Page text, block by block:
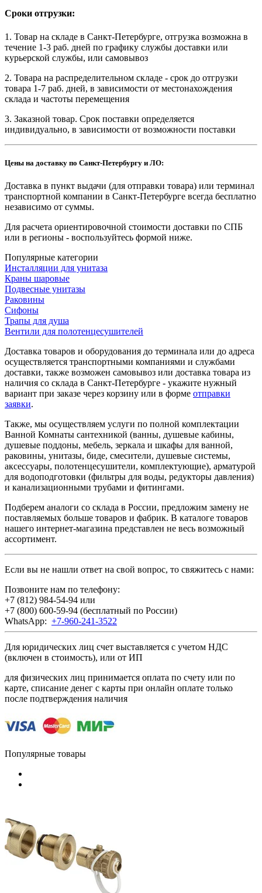
Сроки отгрузки:
1. Товар на складе в Санкт-Петербурге, отгрузка возможна в
течение 1-3 раб. дней по графику службы доставки или
курьерской службы, или самовывоз
2. Товара на распределительном складе - срок до отгрузки
товара 1-7 раб. дней, в зависимости от местонахождения
склада и частоты перемещения
3. Заказной товар. Срок поставки определяется
индивидуально, в зависимости от возможности поставки
Цены на доставку по Санкт-Петербургу и ЛО:
Доставка в пункт выдачи (для отправки товара) или терминал
транспортной компании в Санкт-Петербурге всегда бесплатно
независимо от суммы.
Для расчета ориентировочной стоимости доставки по СПБ
или в регионы - воспользуйтесь формой ниже.
Популярные категории
Инсталляции для унитаза
Краны шаровые
Подвесные унитазы
Раковины
Сифоны
Трапы для душа
Вентили для полотенцесушителей
Доставка товаров и оборудования до терминала или до адреса
осуществляется транспортными компаниями и службами
доставки, также возможен самовывоз или доставка товара из
наличия со склада в Санкт-Петербурге - укажите нужный
вариант при заказе через корзину или в форме отправки
заявки.
Также, мы осуществляем услуги по полной комплектации
Ванной Комнаты сантехникой (ванны, душевые кабины,
душевые поддоны, мебель, зеркала и шкафы для ванной,
раковины, унитазы, биде, смесители, душевые системы,
аксессуары, полотенцесушители, комплектующие), арматурой
для водоподготовки (фильтры для воды, редукторы давления)
и канализационными трубами и фитингами.
Подберем аналоги со склада в России, предложим замену не
поставляемых больше товаров и фабрик. В каталоге товаров
нашего интернет-магазина представлен не весь возможный
ассортимент.
Если вы не нашли ответ на свой вопрос, то свяжитесь с нами:
Позвоните нам по телефону:
+7 (812) 984-54-94 или
+7 (800) 600-59-94 (бесплатный по России)
WhatsApp: +7-960-241-3522
Для юридических лиц счет выставляется с учетом НДС
(включен в стоимость), или от ИП
для физических лиц принимается оплата по счету или по
карте, списание денег с карты при онлайн оплате только
после подтверждения наличия
Популярные товары